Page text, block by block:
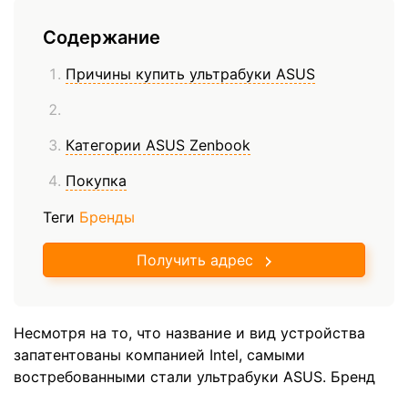
Содержание
Причины купить ультрабуки ASUS
Категории ASUS Zenbook
Покупка
Теги Бренды
Получить адрес
Несмотря на то, что название и вид устройства
запатентованы компанией Intel, самыми
востребованными стали ультрабуки ASUS. Бренд